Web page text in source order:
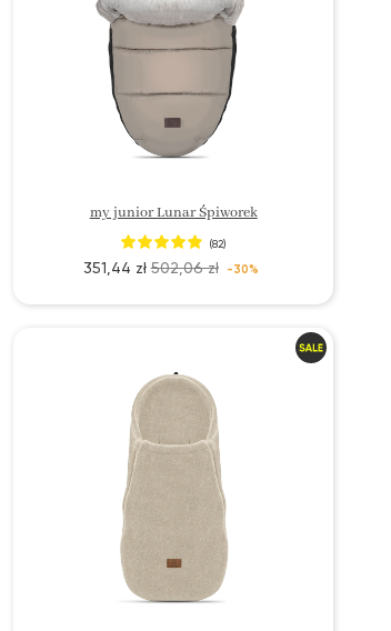
my junior Lunar Śpiworek
(82)
351,44 zł 502,06 zł -30%